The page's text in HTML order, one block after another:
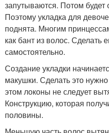
запутываются. Потом будет
Поэтому укладка для
поднята. Многим
как бант из волос. Сделать
самостоятельно.
Создание укладки
макушки. Сделать это
этом локоны не следует
Конструкцию, которая
половины.